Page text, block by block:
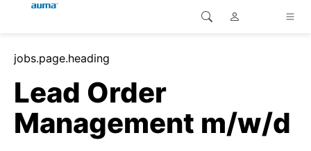
Home
Home
Customer service
continent.global
continent.europe
continent.asia-pacific
Site Search
jobs.page.heading
Lead Order
Management m/w/d